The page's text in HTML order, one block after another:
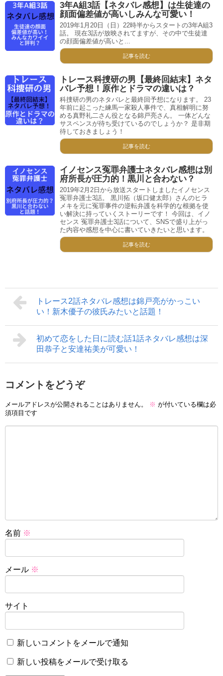
3年A組3話【ネタバレ感想】は生徒達の
顔面偏差値が高いしみんな可愛い！
2019年1月20日（日）22時半からスタートの3年A組3
話。 現在3話が放映されてますが、その中で生徒達
の顔面偏差値が高いと...
記事を読む
トレース科捜研の男【最終回結末】ネタ
バレ予想！原作とドラマの違いは？
科捜研の男のネタバレと最終回予想になります。 23
年前に起こった練馬一家殺人事件で、真相解明に努
める真野礼二さん役となる錦戸亮さん。 一体どんな
サスペンスが待ち受けているのでしょうか？ 是非期
待しておきましょう！
記事を読む
イノセンス冤罪弁護士ネタバレ感想は別
府所長が圧力的！黒川と合わない？
2019年2月2日から放送スタートしましたイノセンス
冤罪弁護士3話。 黒川拓（坂口健太郎）さんのヒラ
メキを元に冤罪事件の逆転弁護を科学的な根拠を使
い解決に持っていくストーリーです！ 今回は、イノ
センス 冤罪弁護士3話について、SNSで盛り上がっ
た内容や感想を中心に書いていきたいと思います。
記事を読む
トレース2話ネタバレ感想は錦戸亮がかっこい
い！新木優子の彼氏みたいと話題！
初めて恋をした日に読む話1話ネタバレ感想は深
田恭子と安達祐美が可愛い！
コメントをどうぞ
メールアドレスが公開されることはありません。 ※ が付いている欄は必
須項目です
名前 ※
メール ※
サイト
新しいコメントをメールで通知
新しい投稿をメールで受け取る